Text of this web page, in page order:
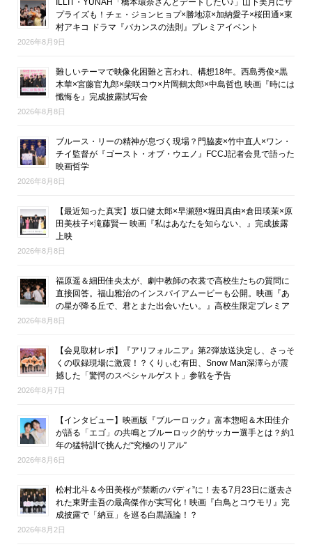
プライズも！チェ・ジョンヒョプ×勝地涼×加納愛子×桜田通×東
村アキコ ドラマ『バカンスの法則』プレミアイベント
2026年8月9日
難しいテーマで映像化困難と言われ、構想18年。西島秀俊×黒
木華×宮藤官九郎×柴咲コウ×片岡鶴太郎×中島哲也 映画『時には
懺悔を』完成披露試写会
2026年8月8日
ブルース・リーの精神が息づく現場？門脇麦×竹中直人×ワン・
チイ監督が『ゴースト・オブ・ウエノ』FCCJ記者会見で語った
映画哲学
2026年8月8日
【最近知った真実】坂口健太郎×早瀬憩×堀田真由×倉田瑛茉×原
田美枝子×滝藤賢一 映画『私はあなたを知らない、』完成披露
上映
2026年8月8日
福原遥＆細田佳央太が、劇中教師の衣裳で高校生たちの質問に
直接回答。福山雅治のインスパイアムービーも公開。映画『あ
の星が降る丘で、君とまた出会いたい。』高校生限定プレミア
2026年8月8日
【会見取材レポ】『アリフォルニア』第2弾放送決定し、さっそ
くの収録現場に激震！？くりぃむ有田、Snow Man深澤らが震
撼した「驚愕のスペシャルゲスト」参戦を予告
2026年8月7日
【インタビュー】映画版『ブルーロック』富本惣昭＆木田佳介
が語る「エゴ」の共鳴とブルーロック的サッカー選手とは？約1
年の猛特訓で挑んだ“究極のリアル”
2026年8月6日
松村北斗＆今田美桜が“禁断のバディ”に！去る7月23日に逝去さ
れた東野圭吾の最高傑作が実写化！映画『白鳥とコウモリ』完
成披露で「納豆」を巡る白黒議論！？
2026年8月2日